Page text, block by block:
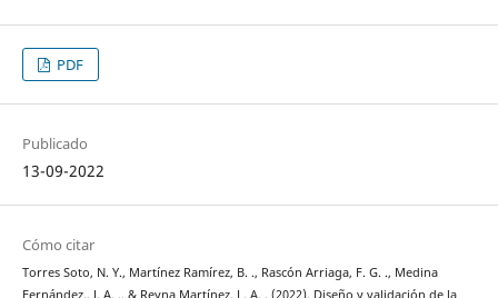
PDF
Publicado
13-09-2022
Cómo citar
Torres Soto, N. Y., Martínez Ramírez, B. ., Rascón Arriaga, F. G. ., Medina